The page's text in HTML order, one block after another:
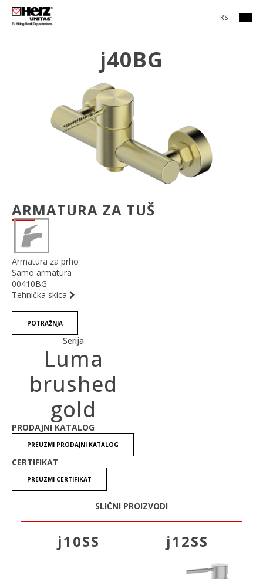
RS
j40BG
ARMATURA ZA TUŠ
Armatura za prho
Samo armatura
00410BG
Tehnička skica
POTRAŽNJA
Serija
Luma
brushed
gold
PRODAJNI KATALOG
PREUZMI PRODAJNI KATALOG
CERTIFIKAT
PREUZMI CERTIFIKAT
SLIČNI PROIZVODI
j10SS j12SS